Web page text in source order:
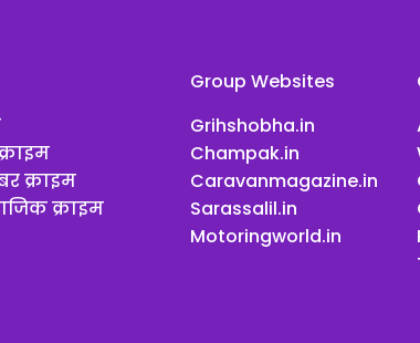
क्राइम
क्राइम
Group Websites
Grihshobha.in
Champak.in
Caravanmagazine.in
Sarassalil.in
Motoringworld.in